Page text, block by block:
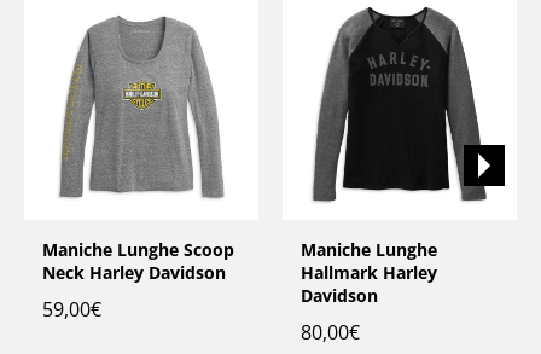
Maniche Lunghe Scoop
Neck Harley Davidson
59,00€
Maniche Lunghe
Hallmark Harley
Davidson
80,00€